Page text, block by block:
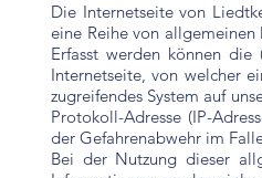
Die Internetseite von
eine Reihe von
Erfasst werden können die
Internetseite, von welcher
zugreifendes System auf
Protokoll-Adresse (IP-
der Gefahrenabwehr im
Bei der Nutzung dieser